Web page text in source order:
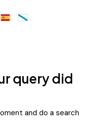
query did
and do a search